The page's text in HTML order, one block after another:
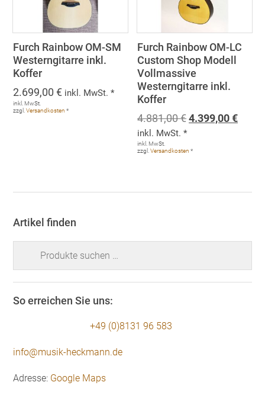
Furch Rainbow OM-SM
Westerngitarre inkl.
Koffer
2.699,00€ inkl. MwSt. *
inkl. MwSt.
zzgl.Versandkosten *
Furch Rainbow OM-LC
Custom Shop Modell
Vollmassive
Westerngitarre inkl.
Koffer
4.881,00€Ursprünglicher
war:
4.399,00€
inkl. MwSt. *
inkl. MwSt.
zzgl.Versandkosten *
Artikel finden
So erreichen Sie uns:
+49 (0)8131 96 583
info@musik-heckmann.de
Adresse: Google Maps